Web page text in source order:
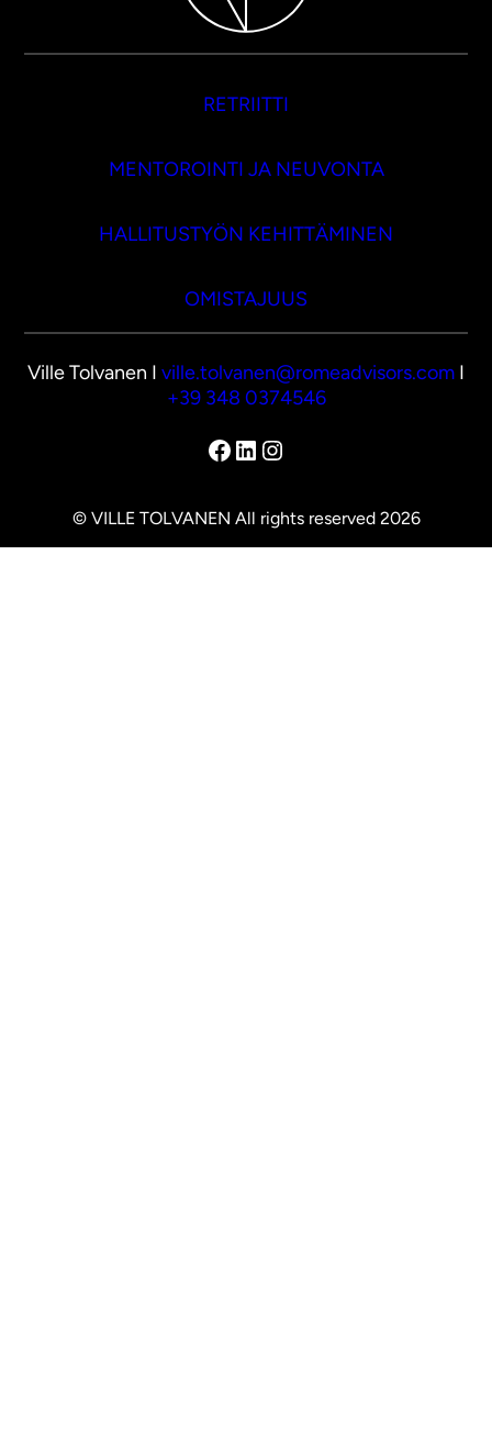
RETRIITTI
MENTOROINTI JA NEUVONTA
HALLITUSTYÖN KEHITTÄMINEN
OMISTAJUUS
Ville Tolvanen I ville.tolvanen@romeadvisors.com I
+39 348 0374546
Facebook
LinkedIn
Instagram
© VILLE TOLVANEN All rights reserved 2026